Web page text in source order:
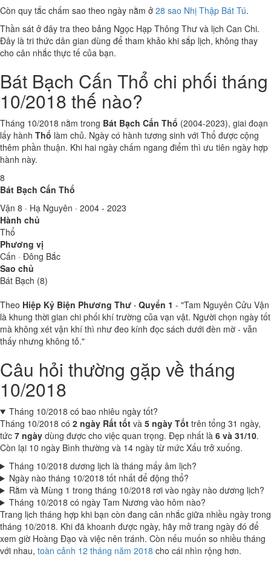
Còn quy tắc chấm sao theo ngày nằm ở 28 sao Nhị Thập Bát Tú.
Thần sát ở đây tra theo bảng Ngọc Hạp Thông Thư và lịch Can Chi.
Đây là tri thức dân gian dùng để tham khảo khi sắp lịch, không thay
cho cân nhắc thực tế của bạn.
Bát Bạch Cấn Thổ chi phối tháng
10/2018 thế nào?
Tháng 10/2018 nằm trong Bát Bạch Cấn Thổ (2004-2023), giai đoạn
lấy hành Thổ làm chủ. Ngày có hành tương sinh với Thổ được cộng
thêm phần thuận. Khi hai ngày chấm ngang điểm thì ưu tiên ngày hợp
hành này.
8
Bát Bạch Cấn Thổ
Vận 8 · Hạ Nguyên · 2004 - 2023
Hành chủ
Thổ
Phương vị
Cấn · Đông Bắc
Sao chủ
Bát Bạch (8)
Theo Hiệp Kỷ Biện Phương Thư · Quyển 1 - "Tam Nguyên Cửu Vận
là khung thời gian chi phối khí trường của vạn vật. Người chọn ngày tốt
mà không xét vận khí thì như đeo kính đọc sách dưới đèn mờ - vẫn
thấy nhưng không tỏ."
Câu hỏi thường gặp về tháng
10/2018
Tháng 10/2018 có bao nhiêu ngày tốt?
Tháng 10/2018 có 2 ngày Rất tốt và 5 ngày Tốt trên tổng 31 ngày,
tức 7 ngày dùng được cho việc quan trọng. Đẹp nhất là 6 và 31/10.
Còn lại 10 ngày Bình thường và 14 ngày từ mức Xấu trở xuống.
Tháng 10/2018 dương lịch là tháng mấy âm lịch?
Ngày nào tháng 10/2018 tốt nhất để động thổ?
Rằm và Mùng 1 trong tháng 10/2018 rơi vào ngày nào dương lịch?
Tháng 10/2018 có ngày Tam Nương vào hôm nào?
Trang lịch tháng hợp khi bạn còn đang cân nhắc giữa nhiều ngày trong
tháng 10/2018. Khi đã khoanh được ngày, hãy mở trang ngày đó để
xem giờ Hoàng Đạo và việc nên tránh. Còn nếu muốn so nhiều tháng
với nhau, toàn cảnh 12 tháng năm 2018 cho cái nhìn rộng hơn.